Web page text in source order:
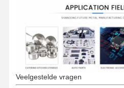
Veelgestelde vragen